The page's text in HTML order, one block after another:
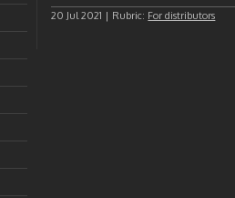
20 Jul 2021 | Rubric: For distributors